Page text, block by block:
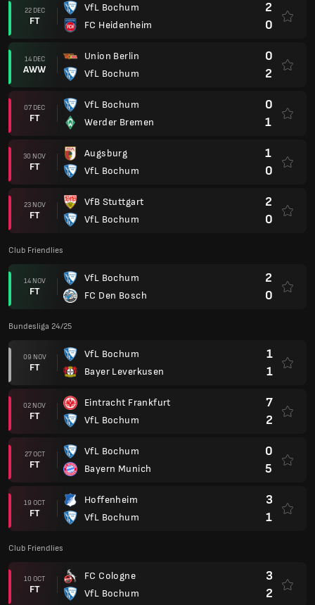
22 DEC
FT
VfL Bochum
FC Heidenheim
2
0
14 DEC
AWW
Union Berlin
VfL Bochum
0
2
07 DEC
FT
VfL Bochum
Werder Bremen
0
1
30 NOV
FT
Augsburg
VfL Bochum
1
0
23 NOV
FT
VfB Stuttgart
VfL Bochum
2
0
Club Friendlies
14 NOV
FT
VfL Bochum
FC Den Bosch
2
0
Bundesliga 24/25
09 NOV
FT
VfL Bochum
Bayer Leverkusen
1
1
02 NOV
FT
Eintracht Frankfurt
VfL Bochum
7
2
27 OCT
FT
VfL Bochum
Bayern Munich
0
5
19 OCT
FT
Hoffenheim
VfL Bochum
3
1
Club Friendlies
10 OCT
FT
FC Cologne
VfL Bochum
3
2